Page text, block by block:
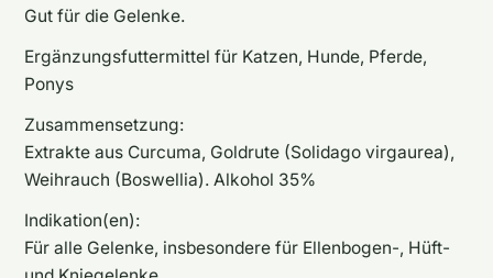
Gut für die Gelenke.
Ergänzungsfuttermittel für Katzen, Hunde, Pferde,
Ponys
Zusammensetzung:
Extrakte aus Curcuma, Goldrute (Solidago virgaurea),
Weihrauch (Boswellia). Alkohol 35%
Indikation(en):
Für alle Gelenke, insbesondere für Ellenbogen-, Hüft-